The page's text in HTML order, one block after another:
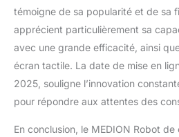
témoigne de sa popularité et de sa
apprécient particulièrement sa
avec une grande efficacité, ainsi
écran tactile. La date de mise en
2025, souligne l’innovation
pour répondre aux attentes des
En conclusion, le MEDION Robot